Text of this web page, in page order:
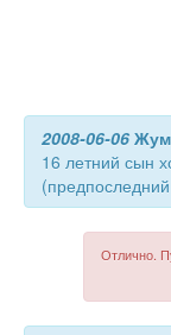
2008-06-06
16 летний сын
Отлично.